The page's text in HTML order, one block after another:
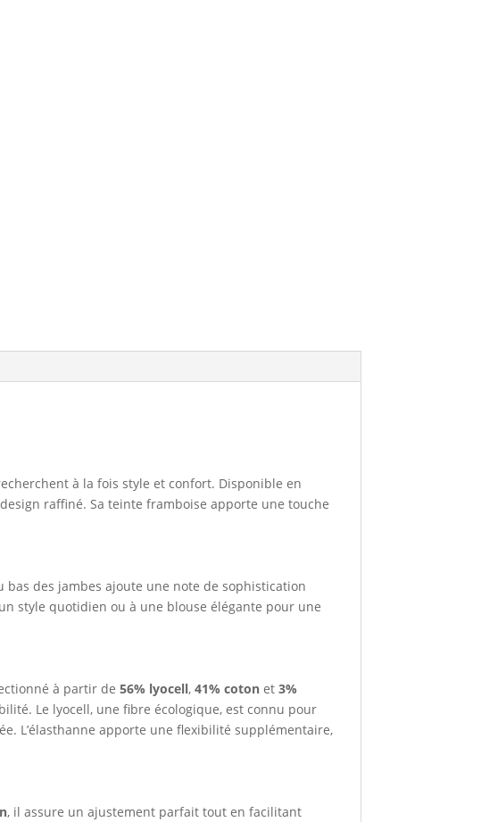
à la fois style et confort. Disponible en
raffiné. Sa teinte framboise apporte une touche
bas des jambes ajoute une note de sophistication
style quotidien ou à une blouse élégante pour une
à partir de56% lyocell,41% coton et3%
Le lyocell, une fibre écologique, est connu pour
L’élasthanne apporte une flexibilité supplémentaire,
, il assure un ajustement parfait tout en facilitant